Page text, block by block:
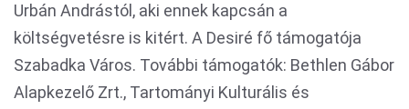
Urbán Andrástól, aki ennek kapcsán a
költségvetésre is kitért. A Desiré fő támogatója
Szabadka Város. További támogatók: Bethlen Gábor
Alapkezelő Zrt., Tartományi Kulturális és